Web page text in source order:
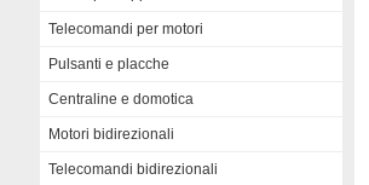
Telecomandi per motori
Pulsanti e placche
Centraline e domotica
Motori bidirezionali
Telecomandi bidirezionali